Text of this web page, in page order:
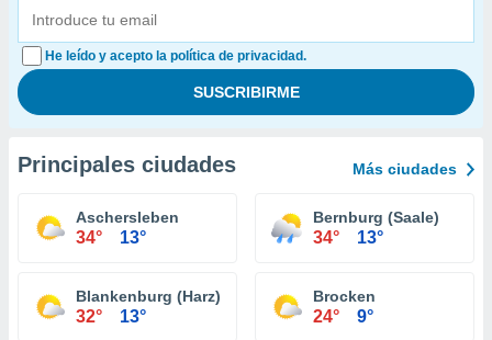
He leído y acepto la política de privacidad.
Principales ciudades Más ciudades
Aschersleben
34° 13°
Bernburg (Saale)
34° 13°
Blankenburg (Harz)
32° 13°
Brocken
24° 9°